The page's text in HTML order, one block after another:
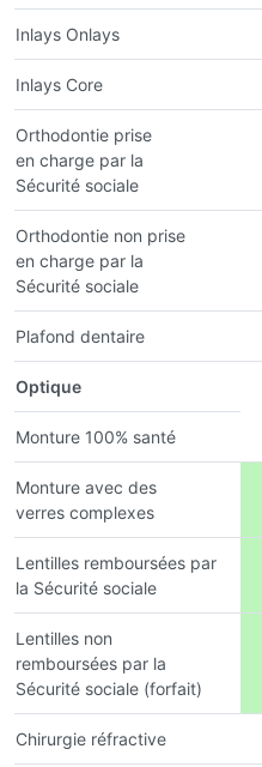
Inlays Onlays
Inlays Core
Orthodontie prise
en charge par la
Sécurité sociale
Orthodontie non prise
en charge par la
Sécurité sociale
Plafond dentaire
Optique
Monture 100% santé
Monture avec des
verres complexes
Lentilles remboursées par
la Sécurité sociale
Lentilles non
remboursées par la
Sécurité sociale (forfait)
Chirurgie réfractive